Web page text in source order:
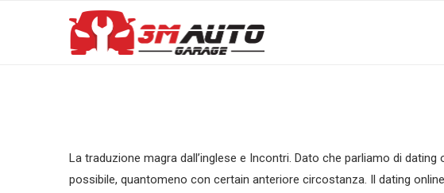
La traduzione magra dall’inglese e Incontri. Dato che parliamo di
possibile, quantomeno con certain anteriore circostanza. Il dating